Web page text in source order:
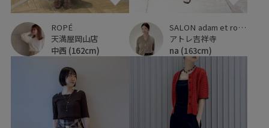
ROPÉ
天満屋岡山店
中西 (162cm)
SALON adam et ropé
アトレ吉祥寺
na (163cm)